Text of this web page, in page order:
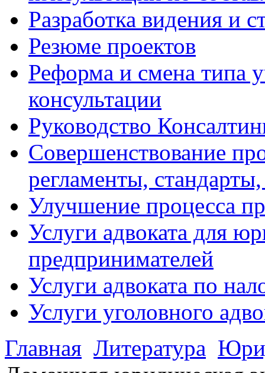
Разработка видения и
Резюме проектов
Реформа и смена типа
консультации
Руководство
Совершенствование
регламенты,
Улучшение процесса
Услуги адвоката для
предпринимателей
Услуги адвоката по
Услуги уголовного
Главная Литература